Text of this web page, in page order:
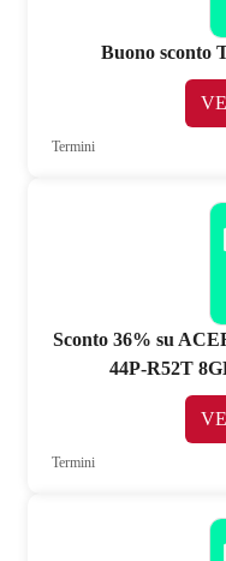
Buono sconto
Termini
Sconto 36% su
44P-R52T
Termini